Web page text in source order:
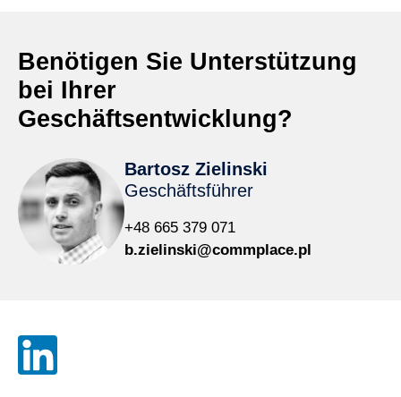
Benötigen Sie Unterstützung
bei Ihrer
Geschäftsentwicklung?
Bartosz Zielinski
Geschäftsführer
+48 665 379 071
b.zielinski@commplace.pl